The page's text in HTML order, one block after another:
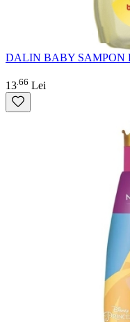
DALIN BABY SAMPON
13 66 Lei